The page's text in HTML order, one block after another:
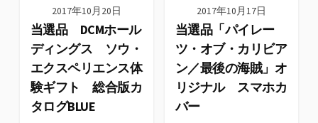
2017年10月20日
当選品 DCMホール
ディングス ソウ・
エクスペリエンス体
験ギフト 総合版カ
タログBLUE
2017年10月17日
当選品「パイレー
ツ・オブ・カリビア
ン／最後の海賊」オ
リジナル スマホカ
バー